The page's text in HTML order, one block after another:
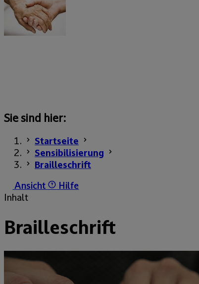
Sie sind hier:
Startseite
Sensibilisierung
Brailleschrift
Ansicht
Hilfe
Inhalt
Brailleschrift